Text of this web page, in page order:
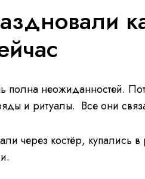
полна неожиданностей.
и ритуалы. Все они
через костёр, купались